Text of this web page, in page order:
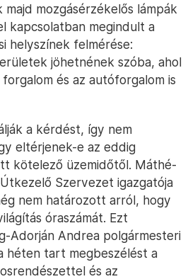
mozgásérzékelős lámpák
kapcsolatban megindult a
helyszínek felmérése:
jöhetnének szóba, ahol
és az autóforgalom is
a kérdést, így nem
eltérjenek-e az eddig
kötelező üzemidőtől. Máthé-
Szervezet igazgatója
nem határozott arról, hogy
óraszámát. Ezt
Adorján Andrea polgármesteri
héten tart megbeszélést a
és az